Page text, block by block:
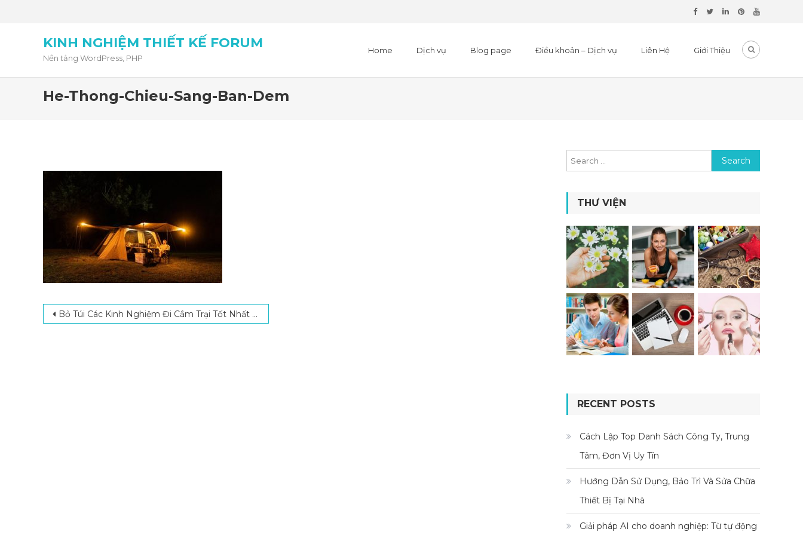
KINH NGHIỆM THIẾT KẾ FORUM
Nền tảng WordPress, PHP
Home Dịch vụ Blog page Điều khoản – Dịch vụ Liên Hệ Giới Thiệu
He-Thong-Chieu-Sang-Ban-Dem
Post navigation
Bỏ Túi Các Kinh Nghiệm Đi Cắm Trại Tốt Nhất Dành Cho Người Mới
Search for:
THƯ VIỆN
RECENT POSTS
Cách Lập Top Danh Sách Công Ty, Trung
Tâm, Đơn Vị Uy Tín
Hướng Dẫn Sử Dụng, Bảo Trì Và Sửa Chữa
Thiết Bị Tại Nhà
Giải pháp AI cho doanh nghiệp: Từ tự động